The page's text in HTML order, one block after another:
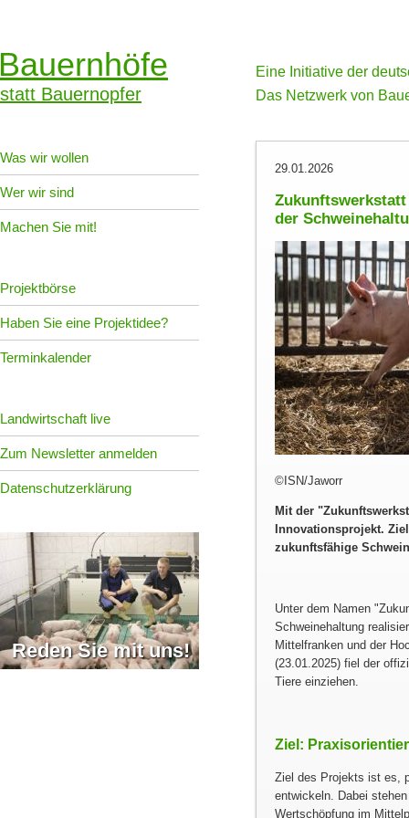
statt Bauernopfer
Eine Initiative der
Das Netzwerk von
Was wir wollen
Wer wir sind
Machen Sie mit!
Projektbörse
Haben Sie eine Projektidee?
Terminkalender
Landwirtschaft live
Zum Newsletter anmelden
Datenschutzerklärung
Reden Sie mit uns!
29.01.2026
der
©ISN/Jaworr
Mit der
Innovationsprojekt.
zukunftsfähige
Unter dem Namen
Schweinehaltung
Mittelfranken und der
(23.01.2025) fiel der
Tiere einziehen.
Ziel:
Ziel des Projekts ist es,
entwickeln. Dabei
Wertschöpfung im